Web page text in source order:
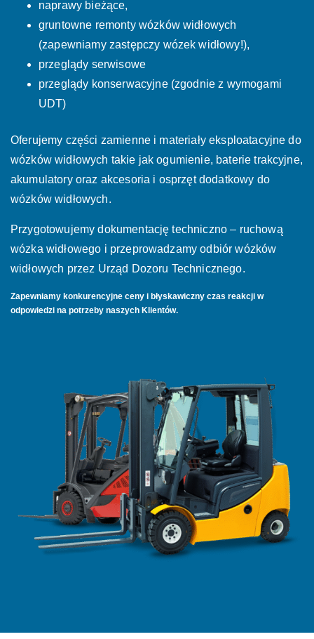
naprawy bieżące,
gruntowne remonty wózków widłowych
(zapewniamy zastępczy wózek widłowy!),
przeglądy serwisowe
przeglądy konserwacyjne (zgodnie z wymogami
UDT)
Oferujemy części zamienne i materiały eksploatacyjne do
wózków widłowych takie jak ogumienie, baterie trakcyjne,
akumulatory oraz akcesoria i osprzęt dodatkowy do
wózków widłowych.
Przygotowujemy dokumentację techniczno – ruchową
wózka widłowego i przeprowadzamy odbiór wózków
widłowych przez Urząd Dozoru Technicznego.
Zapewniamy konkurencyjne ceny i błyskawiczny czas reakcji w
odpowiedzi na potrzeby naszych Klientów.